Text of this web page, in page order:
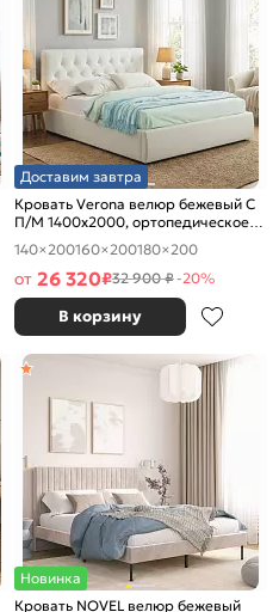
Доставим завтра
Кровать Verona велюр бежевый С
П/М 1400x2000, ортопедическое
основание, изголовье мягкое
140×200160×200180×200
от 26 320₽32 900 ₽-20%
В корзину
Новинка
Кровать NOVEL велюр бежевый